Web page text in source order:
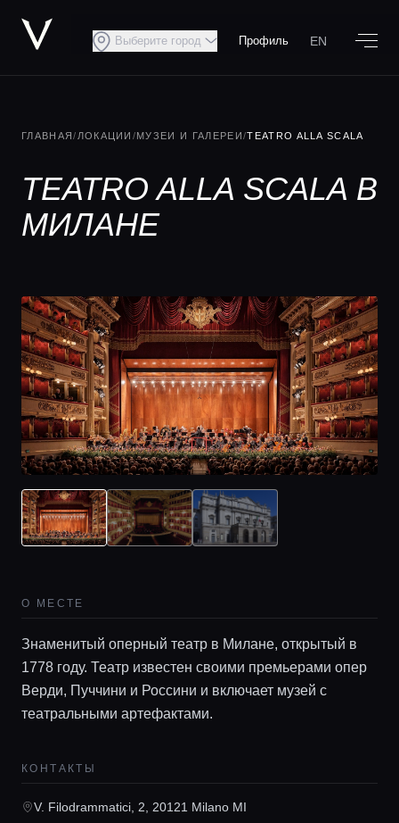
Главная
Локации
Гиды
Выберите город Профиль EN
ГЛАВНАЯ/ ЛОКАЦИИ /МУЗЕИ И ГАЛЕРЕИ/TEATRO ALLA SCALA
TEATRO ALLA SCALA В
МИЛАНЕ
О МЕСТЕ
Знаменитый оперный театр в Милане, открытый в
1778 году. Театр известен своими премьерами опер
Верди, Пуччини и Россини и включает музей с
театральными артефактами.
КОНТАКТЫ
V. Filodrammatici, 2, 20121 Milano MI